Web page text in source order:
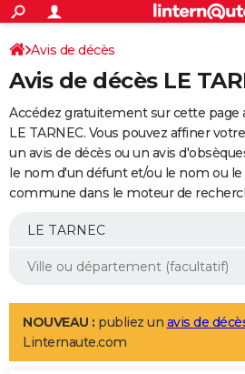
ACTUALITÉS
Politique
Société
Faits Divers
Education
Monde
Villes
+
SPORT
Coupe du monde 2026
Football
Tennis
Cyclisme
Rugby
Forum
Programme TV
TNTStreaming
Cinéma
Sorties cinéma
Musique
+FINANCE
Impôts
Immobilier
Risques naturels par ville
Banque
Assurance
Crédit
AUTO
Essais
Réserver un essai
Citadines
Berlines
SUV
Forum auto
+
Mobiles
Meilleur smartphone
Internet
Ordinateurs
Jeux vidéo
Guide high-tech
Aménagement intérieur
LIFESTYLE
Art de vivre
Bien-être
Loisirs
Mode
Modes de vie
Avis de décès
Avis de décès LE
Accédez gratuitement sur cette page
LE TARNEC. Vous pouvez affiner
un avis de décès ou un avis
le nom d'un défunt et/ou le nom ou
commune dans le moteur de
NOUVEAU : publiez un avis de
Linternaute.com